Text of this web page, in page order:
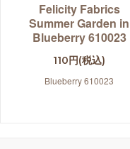
Felicity Fabrics
Summer Garden in
Blueberry 610023
110円(税込)
Blueberry 610023